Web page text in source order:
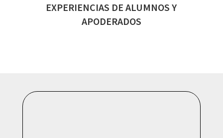
EXPERIENCIAS DE ALUMNOS Y
APODERADOS